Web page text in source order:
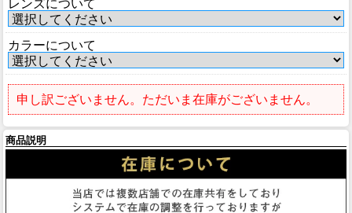
INFORMATION
レンズについて
カラーについて
申し訳ございません。ただいま在庫がございません。
商品説明